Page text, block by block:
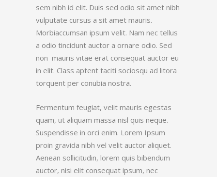
sem nibh id elit. Duis sed odio sit amet nibh
vulputate cursus a sit amet mauris.
Morbiaccumsan ipsum velit. Nam nec tellus
a odio tincidunt auctor a ornare odio. Sed
non mauris vitae erat consequat auctor eu
in elit. Class aptent taciti sociosqu ad litora
torquent per conubia nostra.
Fermentum feugiat, velit mauris egestas
quam, ut aliquam massa nisl quis neque.
Suspendisse in orci enim. Lorem Ipsum
proin gravida nibh vel velit auctor aliquet.
Aenean sollicitudin, lorem quis bibendum
auctor, nisi elit consequat ipsum, nec